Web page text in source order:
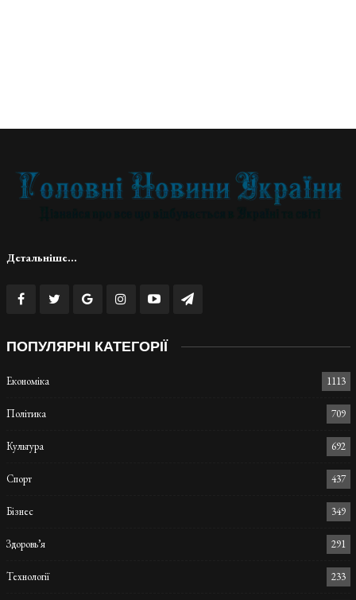
Детальніше...
ПОПУЛЯРНІ КАТЕГОРІЇ
Економіка 1113
Політика 709
Культура 692
Спорт 437
Бізнес 349
Здоровь’я 291
Технології 233